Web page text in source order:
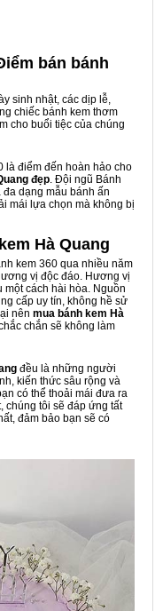
bán bánh
sinh nhật, các dịp lễ,
chiếc bánh kem thơm
cho buổi tiệc của chúng
là điểm đến hoàn hảo cho
đẹp. Đội ngũ Bánh
dạng mẫu bánh ấn
mái lựa chọn mà không bị
Hà Quang
kem 360 qua nhiều năm
vị độc đáo. Hương vị
cách hài hòa. Nguồn
cấp uy tín, không hề sử
nên mua bánh kem Hà
chắn sẽ không làm
đều là những người
kiến thức sâu rộng và
có thể thoải mái đưa ra
chúng tôi sẽ đáp ứng tất
đảm bảo bạn sẽ có